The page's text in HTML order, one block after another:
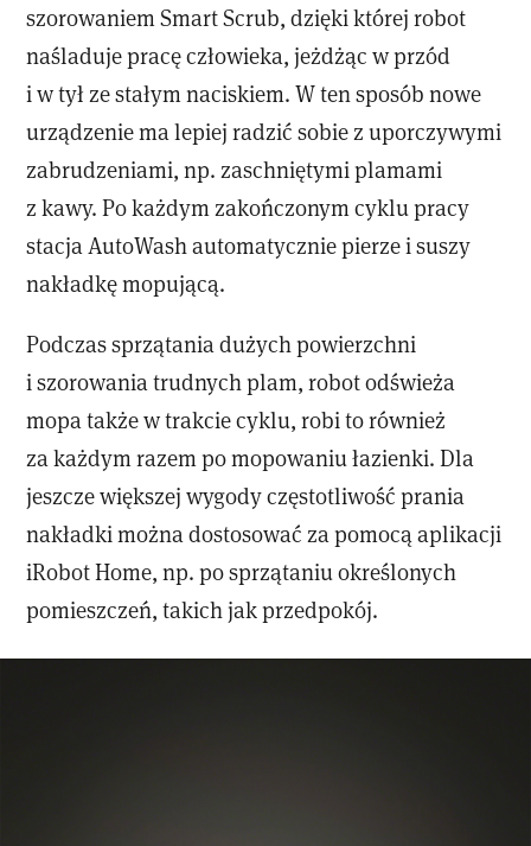
szorowaniem Smart Scrub, dzięki której robot
naśladuje pracę człowieka, jeżdżąc w przód
i w tył ze stałym naciskiem. W ten sposób nowe
urządzenie ma lepiej radzić sobie z uporczywymi
zabrudzeniami, np. zaschniętymi plamami
z kawy. Po każdym zakończonym cyklu pracy
stacja AutoWash automatycznie pierze i suszy
nakładkę mopującą.
Podczas sprzątania dużych powierzchni
i szorowania trudnych plam, robot odświeża
mopa także w trakcie cyklu, robi to również
za każdym razem po mopowaniu łazienki. Dla
jeszcze większej wygody częstotliwość prania
nakładki można dostosować za pomocą aplikacji
iRobot Home, np. po sprzątaniu określonych
pomieszczeń, takich jak przedpokój.